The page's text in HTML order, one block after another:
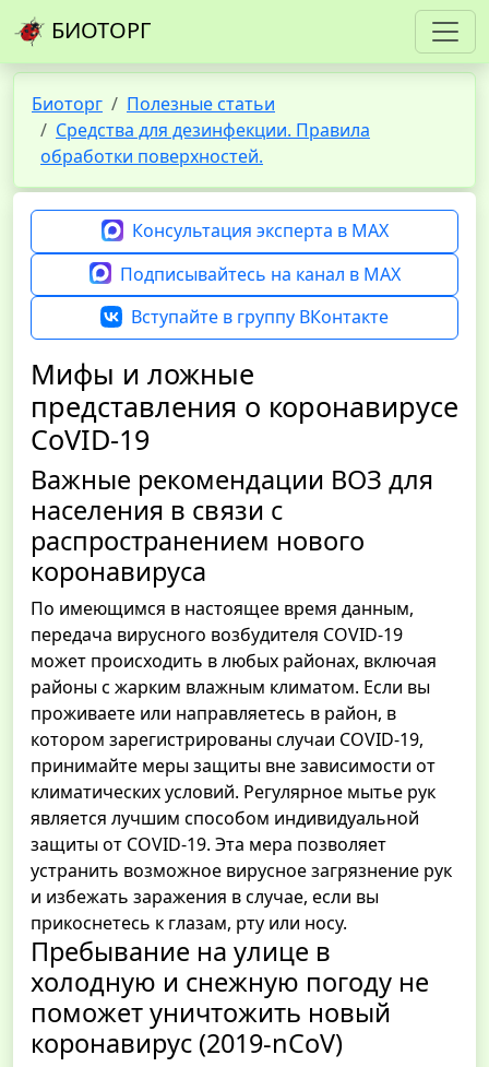
БИОТОРГ
Биоторг
Полезные статьи
Средства для дезинфекции. Правила
обработки поверхностей.
Консультация эксперта в MAX
Подписывайтесь на канал в MAX
Вступайте в группу ВКонтакте
Мифы и ложные
представления о коронавирусе
CoVID-19
Важные рекомендации ВОЗ для
населения в связи c
распространением нового
коронавируса
По имеющимся в настоящее время данным,
передача вирусного возбудителя COVID‑19
может происходить в любых районах, включая
районы с жарким влажным климатом. Если вы
проживаете или направляетесь в район, в
котором зарегистрированы случаи COVID‑19,
принимайте меры защиты вне зависимости от
климатических условий. Регулярное мытье рук
является лучшим способом индивидуальной
защиты от COVID‑19. Эта мера позволяет
устранить возможное вирусное загрязнение рук
и избежать заражения в случае, если вы
прикоснетесь к глазам, рту или носу.
Пребывание на улице в
холодную и снежную погоду не
поможет уничтожить новый
коронавирус (2019-nCoV)